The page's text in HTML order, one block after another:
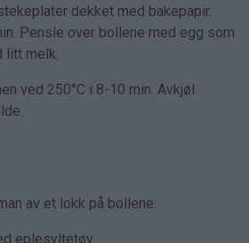
dekket med bakepapir.
Pensle over bollene med egg som
litt melk.
ved 250°C i 8-10 min. Avkjøl
av et lokk på bollene.
eplesyltetøy.